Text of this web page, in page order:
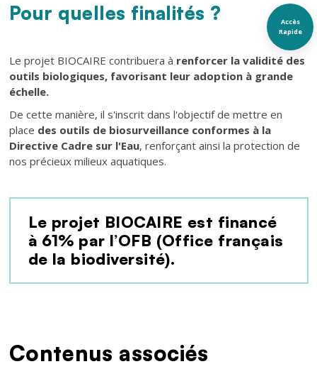
Accès
Rapide
Texte
Pour quelles finalités ?
Texte
Le projet BIOCAIRE contribuera à renforcer la validité des
outils biologiques, favorisant leur adoption à grande
échelle.
De cette manière, il s'inscrit dans l'objectif de mettre en
place des outils de biosurveillance conformes à la
Directive Cadre sur l'Eau, renforçant ainsi la protection de
nos précieux milieux aquatiques.
Le projet BIOCAIRE est financé
à 61% par l’OFB (Office français
de la biodiversité).
Contenus associés